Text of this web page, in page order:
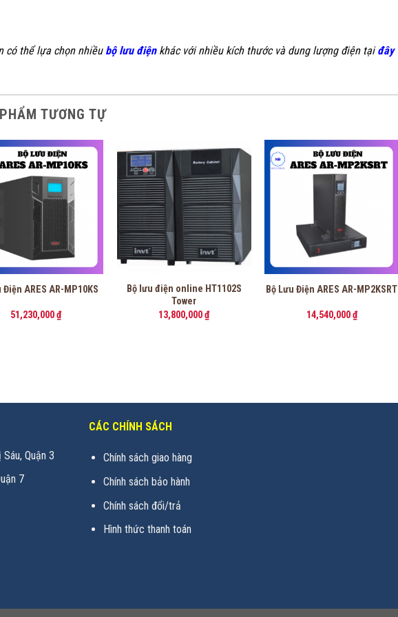
có thể lựa chọn nhiều bộ lưu điệnkhác với nhiều kích thước và dung lượng điện tạiđây
TƯƠNG TỰ
Điện ARES AR-MP10KS
51,230,000₫
Bộ lưu điện online HT1102S
Tower
13,800,000₫
Bộ Lưu Điện ARES AR-MP2KSRT
14,540,000₫
Quận 3
7
CÁC CHÍNH SÁCH
Chính sách giao hàng
Chính sách bảo hành
Chính sách đổi/trả
Hình thức thanh toán